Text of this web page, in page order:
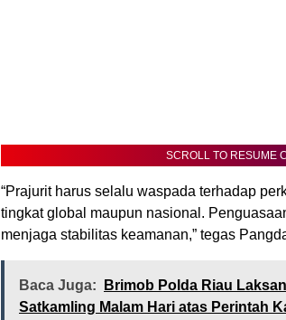
SCROLL TO RESUME
“Prajurit harus selalu waspada terhadap
tingkat global maupun nasional.
menjaga stabilitas keamanan,” tegas
Baca Juga:
Brimob Polda Riau
Satkamling Malam Hari atas Perintah